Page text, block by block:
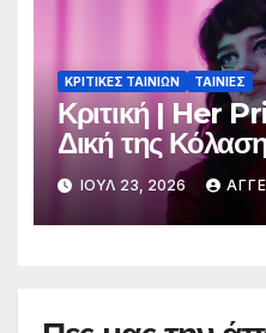
ΚΡΙΤΙΚΕΣ ΤΑΙΝΙΩΝ ΤΑΙΝΙΕΣ
Κριτική | Her
Δική της
ΙΟΎΛ 23, 2026